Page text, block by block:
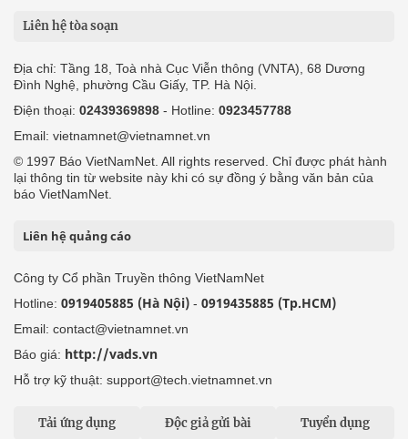
Liên hệ tòa soạn
Địa chỉ: Tầng 18, Toà nhà Cục Viễn thông (VNTA), 68 Dương
Đình Nghệ, phường Cầu Giấy, TP. Hà Nội.
Điện thoại: 02439369898 - Hotline: 0923457788
Email: vietnamnet@vietnamnet.vn
© 1997 Báo VietNamNet. All rights reserved. Chỉ được phát hành
lại thông tin từ website này khi có sự đồng ý bằng văn bản của
báo VietNamNet.
Liên hệ quảng cáo
Công ty Cổ phần Truyền thông VietNamNet
Hotline: 0919405885 (Hà Nội) - 0919435885 (Tp.HCM)
Email: contact@vietnamnet.vn
Báo giá: http://vads.vn
Hỗ trợ kỹ thuật: support@tech.vietnamnet.vn
Tải ứng dụng Độc giả gửi bài Tuyển dụng